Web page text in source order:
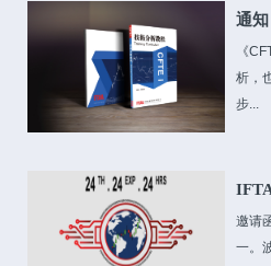
通
《
析，
步...
邀请
一。